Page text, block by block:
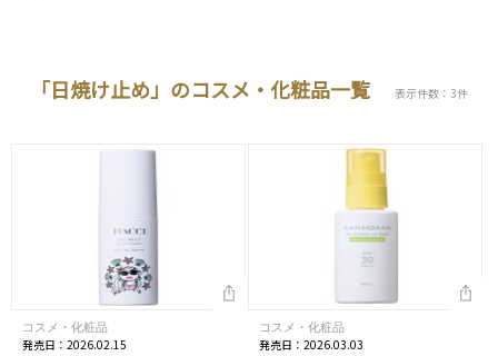
「日焼け止め」のコスメ・化粧品一覧 表示件数：3件
コスメ・化粧品
発売日：2026.02.15
コスメ・化粧品
発売日：2026.03.03